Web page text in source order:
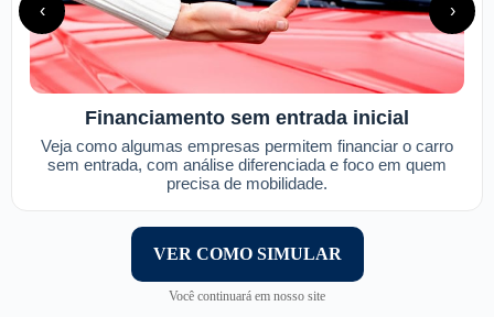
‹ ›
Financiamento sem entrada inicial
Veja como algumas empresas permitem financiar o carro
sem entrada, com análise diferenciada e foco em quem
precisa de mobilidade.
VER COMO SIMULAR
Você continuará em nosso site